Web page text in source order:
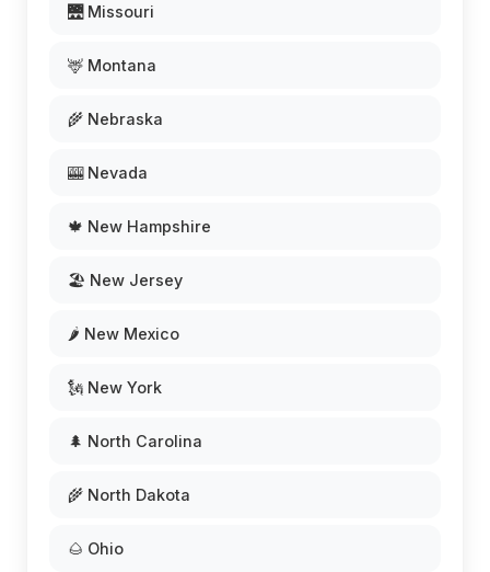
🌉 Missouri
🦌 Montana
🌾 Nebraska
🎰 Nevada
🍁 New Hampshire
🏖️ New Jersey
🌶️ New Mexico
🗽 New York
🌲 North Carolina
🌾 North Dakota
🌰 Ohio